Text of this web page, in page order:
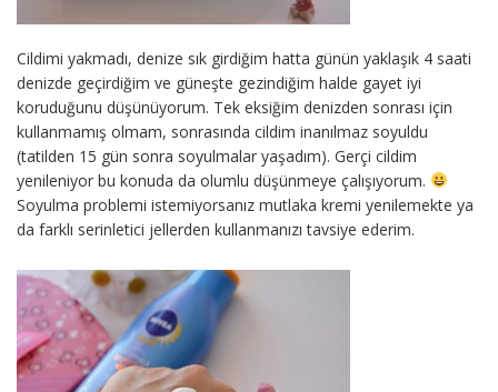
Cildimi yakmadı, denize sık girdiğim hatta günün yaklaşık 4 saati
denizde geçirdiğim ve güneşte gezindiğim halde gayet iyi
koruduğunu düşünüyorum. Tek eksiğim denizden sonrası için
kullanmamış olmam, sonrasında cildim inanılmaz soyuldu
(tatilden 15 gün sonra soyulmalar yaşadım). Gerçi cildim
yenileniyor bu konuda da olumlu düşünmeye çalışıyorum.
Soyulma problemi istemiyorsanız mutlaka kremi yenilemekte ya
da farklı serinletici jellerden kullanmanızı tavsiye ederim.